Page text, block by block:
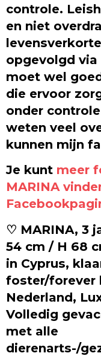
controle.
en niet
opgevolgd
moet wel
die ervoor
onder
weten veel
kunnen mijn
Je kunt meer
MARINA
♡ MARINA, 3
54 cm / H 68
in Cyprus,
foster/forever
Nederland,
Volledig
met alle
dierenarts-/